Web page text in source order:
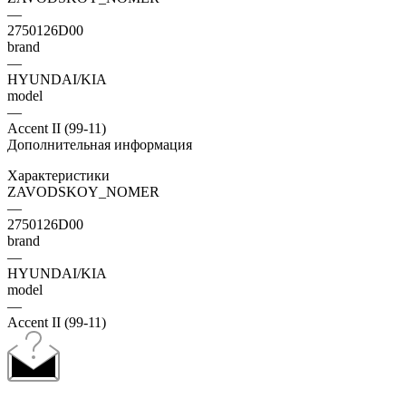
—
2750126D00
brand
—
HYUNDAI/KIA
model
—
Accent II (99-11)
Дополнительная информация
Характеристики
ZAVODSKOY_NOMER
—
2750126D00
brand
—
HYUNDAI/KIA
model
—
Accent II (99-11)